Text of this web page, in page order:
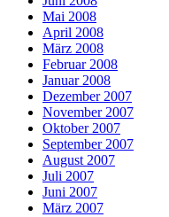
Mai 2008
April 2008
März 2008
Februar 2008
Januar 2008
Dezember 2007
November 2007
Oktober 2007
September 2007
August 2007
Juli 2007
Juni 2007
März 2007